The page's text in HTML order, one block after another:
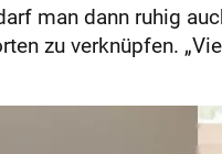
man dann ruhig
zu verknüpfen.